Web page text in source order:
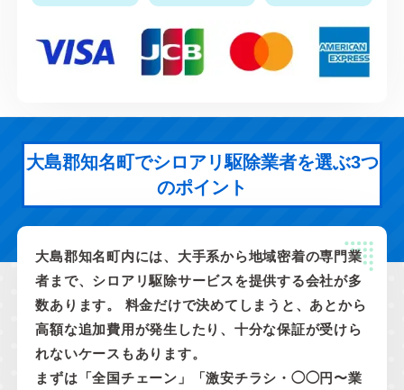
大島郡知名町でシロアリ駆除業者を選ぶ3つ
のポイント
大島郡知名町内には、大手系から地域密着の専門業
者まで、シロアリ駆除サービスを提供する会社が多
数あります。 料金だけで決めてしまうと、あとから
高額な追加費用が発生したり、十分な保証が受けら
れないケースもあります。
まずは「全国チェーン」「激安チラシ・◯◯円〜業